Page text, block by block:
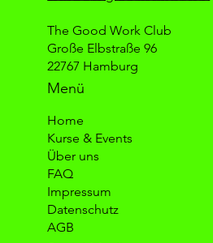
The Good Work Club
Große Elbstraße 96
22767 Hamburg
Menü
Home
Kurse & Events
Über uns
FAQ
Impressum
Datenschutz
AGB